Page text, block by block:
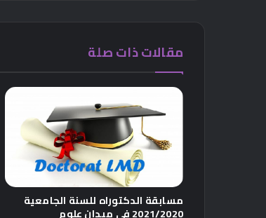
مقالات ذات صلة
مسابقة الدكتوراه للسنة الجامعية
2021/2020 في ميدان علوم